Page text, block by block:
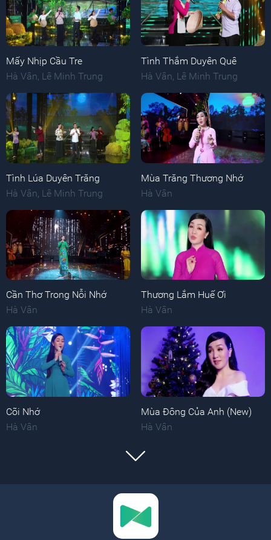
Mấy Nhịp Cầu Tre
Hà Vân, Lê Minh Trung
Tình Thắm Duyên Quê
Hà Vân, Lê Minh Trung
Tình Lúa Duyên Trăng
Hà Vân Lê Minh Trung
Mùa Trăng Thương Nhớ
Hà Vân
Cần Thơ Trong Nỗi Nhớ
Hà Vân
Thương Lắm Huế Ơi
Hà Vân
Cõi Nhớ
Hà Vân
Mùa Đông Của Anh (New)
Hà Vân